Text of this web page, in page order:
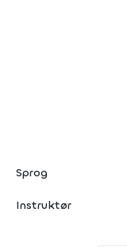
Sprog
Instruktør